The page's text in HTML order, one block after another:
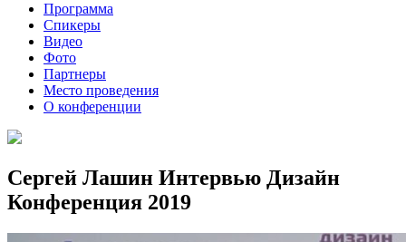
Программа
Спикеры
Видео
Фото
Партнеры
Место проведения
О конференции
Сергей Лашин Интервью Дизайн
Конференция 2019